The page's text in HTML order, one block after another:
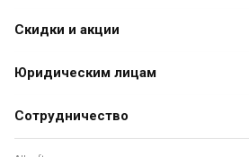
Оплата заказов
Доставка заказа
Помощь
Скидки и акции
Специальные
Юридическим лицам
Продажа программ юридическим
О лицензировании программного
Сотрудничество
О магазине